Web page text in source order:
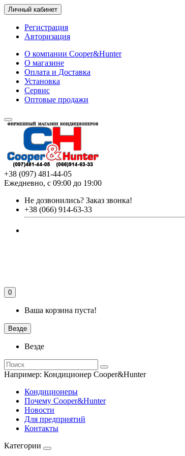
Личный кабинет
Регистрация
Авторизация
О компании Cooper&Hunter
О магазине
Оплата и Доставка
Установка
Сервис
Оптовые продажи
+38 (097) 481-44-05
Ежедневно, с 09:00 до 19:00
Не дозвонились? Заказ звонка!
+38 (066) 914-63-33
0
Ваша корзина пуста!
Везде
Везде
Например: Кондиционер Cooper&Hunter
Кондиционеры
Почему Cooper&Hunter
Новости
Для предприятий
Контакты
Категории